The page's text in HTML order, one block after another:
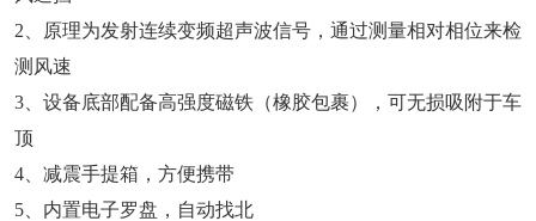
2、原理为发射连续变频超声波信号，通过测量相对相位来检
测风速
3、设备底部配备高强度磁铁（橡胶包裹），可无损吸附于车
顶
4、减震手提箱，方便携带
5、内置电子罗盘，自动找北